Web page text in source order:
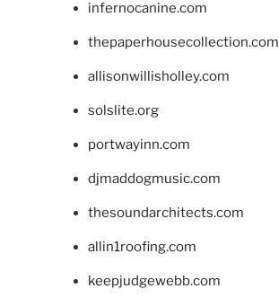
infernocanine.com
thepaperhousecollection.com
allisonwillisholley.com
solslite.org
portwayinn.com
djmaddogmusic.com
thesoundarchitects.com
allin1roofing.com
keepjudgewebb.com